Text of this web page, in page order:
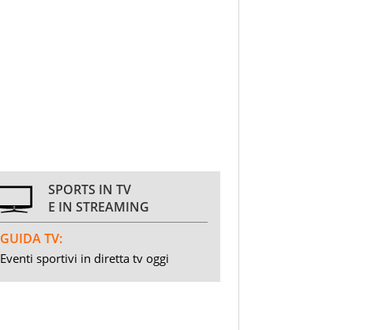
SPORTS IN TV
E IN STREAMING
GUIDA TV:
Eventi sportivi in diretta tv oggi